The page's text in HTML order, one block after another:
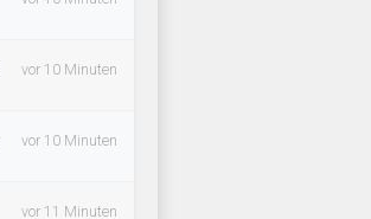
vor 10 Minuten
vor 10 Minuten
vor 11 Minuten